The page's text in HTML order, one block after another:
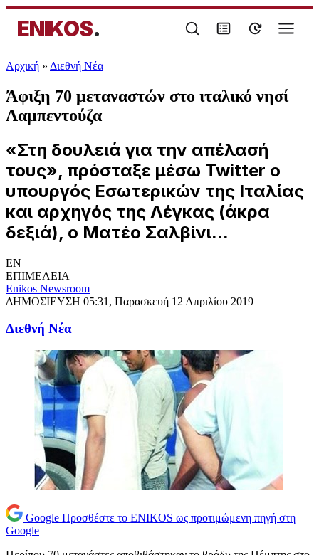
ENIKOS.
Αρχική » Διεθνή Νέα
Άφιξη 70 μεταναστών στο ιταλικό νησί
Λαμπεντούζα
«Στη δουλειά για την απέλασή
τους», πρόσταξε μέσω Twitter ο
υπουργός Εσωτερικών της Ιταλίας
και αρχηγός της Λέγκας (άκρα
δεξιά), ο Ματέο Σαλβίνι...
EN
ΕΠΙΜΕΛΕΙΑ
Enikos Newsroom
ΔΗΜΟΣΙΕΥΣΗ 05:31, Παρασκευή 12 Απριλίου 2019
Διεθνή Νέα
Google Προσθέστε το ENIKOS ως προτιμώμενη πηγή στη
Google